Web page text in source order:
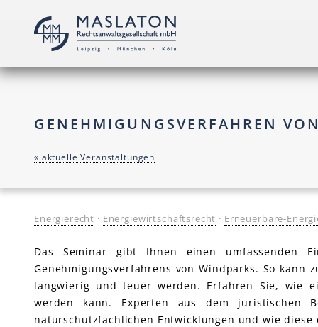
GENEHMIGUNGSVERFAHREN
« aktuelle Veranstaltungen
Energierecht · Energiewirtschaftsrecht · Erneuerbare-
Das Seminar gibt Ihnen einen umfassenden
Genehmigungsverfahrens von Windparks. So
langwierig und teuer werden. Erfahren Sie, wie
werden kann. Experten aus dem juristischen
naturschutzfachlichen Entwicklungen und wie